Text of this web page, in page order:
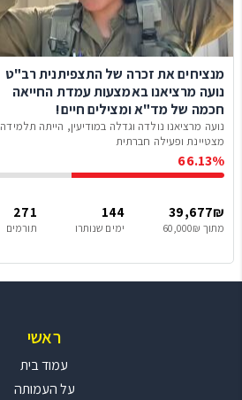
מנציחים את זכרה של התצפיתנית רב"ט
נועה מרציאנו באמצעות עמדת החייאה
חכמה של מד"א ומצילים חיים!
נועה מרציאנו נולדה וגדלה במודיעין, הייתה תלמידה
מצטיינת ופעילה חברתית
66.13%
39,677₪
מתוך 60,000₪
144
ימים שנותרו
271
תורמים
ראשי
עמוד בית
על העמותה